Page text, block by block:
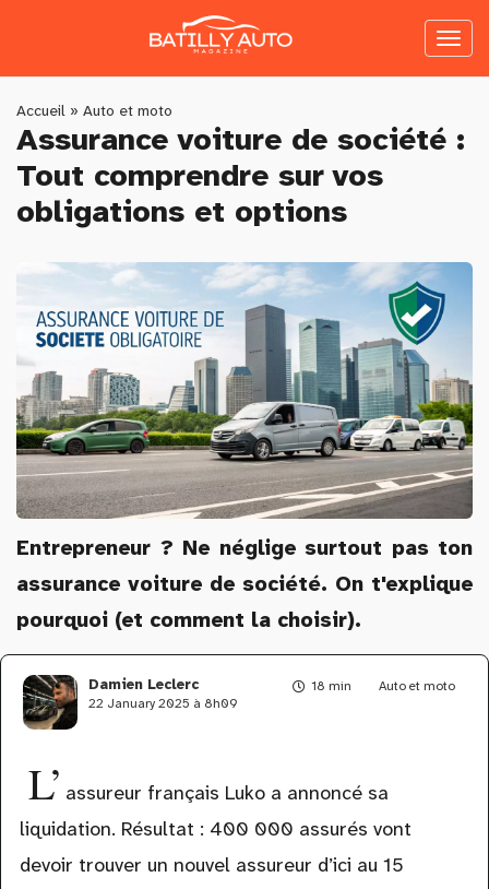
content
You
are
here
Accueil » Auto et moto
Assurance voiture de société :
Tout comprendre sur vos
obligations et options
Entrepreneur ? Ne néglige surtout pas ton
assurance voiture de société. On t'explique
pourquoi (et comment la choisir).
18 min Auto et moto
Damien Leclerc
22 January 2025 à 8h09
L’ assureur français Luko a annoncé sa
liquidation. Résultat : 400 000 assurés vont
devoir trouver un nouvel assureur d’ici au 15